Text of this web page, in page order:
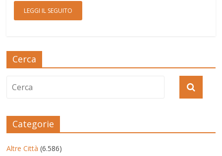
LEGGI IL SEGUITO
Cerca
Categorie
Altre Città (6.586)